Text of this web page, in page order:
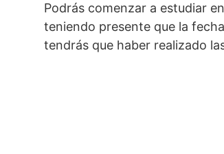
Podrás comenzar a estudiar
teniendo presente que la
tendrás que haber realizado